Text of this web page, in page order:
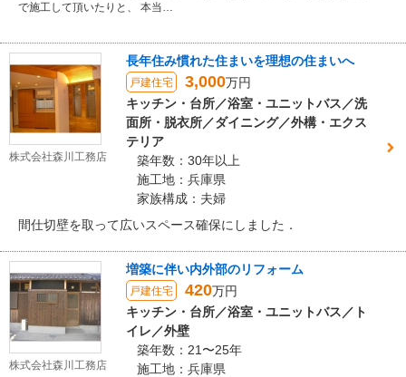
で施工して頂いたりと、 本当…
株式会社森川工務店
長年住み慣れた住まいを理想の住まいへ
戸建住宅 3,000万円
キッチン・台所／浴室・ユニットバス／洗
面所・脱衣所／ダイニング／外構・エクス
テリア
築年数：30年以上
施工地：兵庫県
家族構成：夫婦
間仕切壁を取って広いスペース確保にしました．
株式会社森川工務店
増築に伴い内外部のリフォーム
戸建住宅 420万円
キッチン・台所／浴室・ユニットバス／ト
イレ／外壁
築年数：21〜25年
施工地：兵庫県